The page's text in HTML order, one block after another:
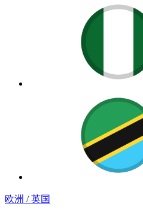
欧洲 / 英国